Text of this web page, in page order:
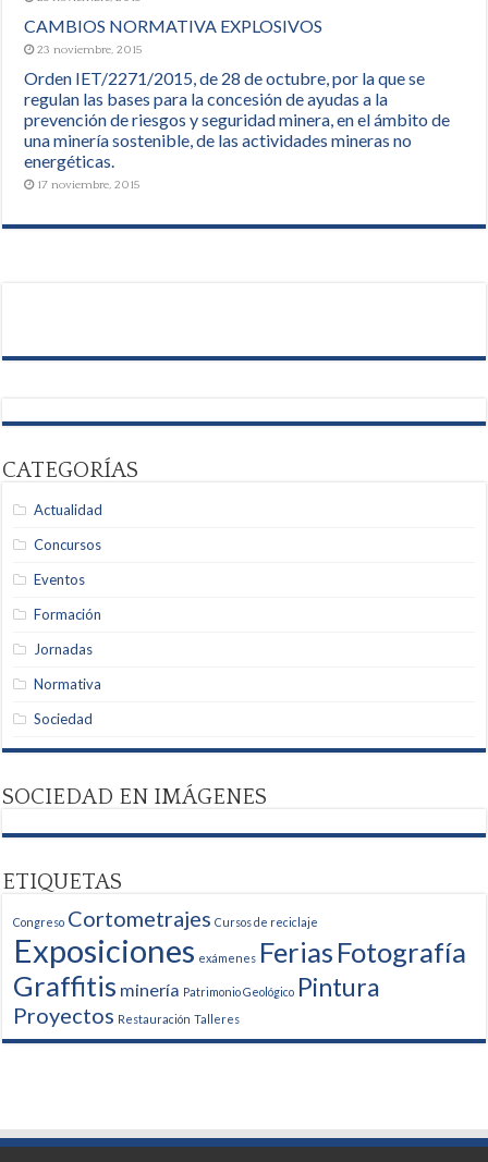
CAMBIOS NORMATIVA EXPLOSIVOS
23 noviembre, 2015
Orden IET/2271/2015, de 28 de octubre, por la que se
regulan las bases para la concesión de ayudas a la
prevención de riesgos y seguridad minera, en el ámbito de
una minería sostenible, de las actividades mineras no
energéticas.
17 noviembre, 2015
CATEGORÍAS
Actualidad
Concursos
Eventos
Formación
Jornadas
Normativa
Sociedad
SOCIEDAD EN IMÁGENES
ETIQUETAS
Congreso Cortometrajes Cursos de reciclaje
Exposiciones exámenes Ferias Fotografía
Graffitis minería Patrimonio Geológico Pintura
Proyectos Restauración Talleres